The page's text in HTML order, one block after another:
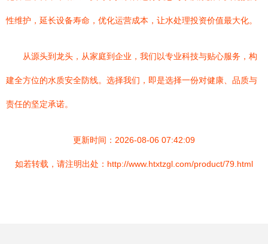
性维护，延长设备寿命，优化运营成本，让水处理投资价值最大化。
从源头到龙头，从家庭到企业，我们以专业科技与贴心服务，构
建全方位的水质安全防线。选择我们，即是选择一份对健康、品质与
责任的坚定承诺。
更新时间：2026-08-06 07:42:09
如若转载，请注明出处：http://www.htxtzgl.com/product/79.html